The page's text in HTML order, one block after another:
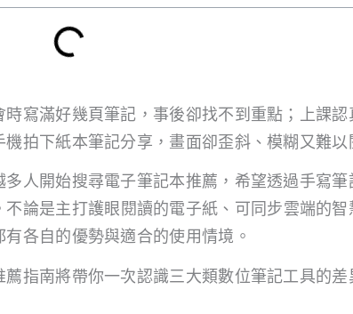
寫滿好幾頁筆記，事後卻找不到重點；上課認
拍下紙本筆記分享，畫面卻歪斜、模糊又難以
人開始搜尋電子筆記本推薦，希望透過手寫筆
不論是主打護眼閱讀的電子紙、可同步雲端的智
各自的優勢與適合的使用情境。
指南將帶你一次認識三大類數位筆記工具的差